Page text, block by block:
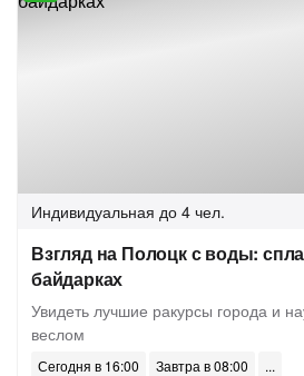
Индивидуальная до 4 чел.
Взгляд на Полоцк с воды:
байдарках
Увидеть лучшие ракурсы города и
веслом
Сегодня в 16:00
Завтра в 08:00